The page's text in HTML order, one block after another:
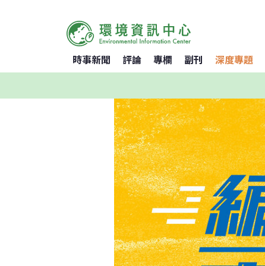
時事新聞 評論 專欄 副刊 深度專題